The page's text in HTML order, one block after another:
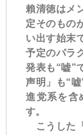
賴清徳はメ
定そのもの
い出す始末
予定のパラ
発表も“嘘”
声明」も“
進党系を含
す。
こうした